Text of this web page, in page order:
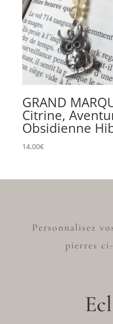
GRAND
Citrine,
Obsidienne
14,00€
Personnalisez
pierres